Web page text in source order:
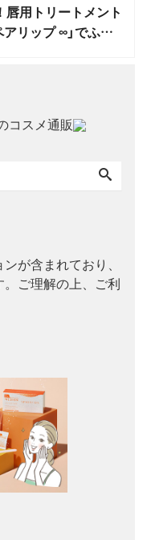
用トリートメント
リップ ∞」でふっ
が含まれており、
ご理解の上、ご利